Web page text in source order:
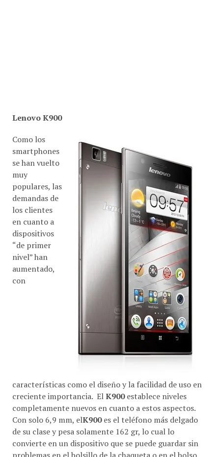
Lenovo K900
Como los
smartphones
se han vuelto
muy
populares, las
demandas de
los clientes
en cuanto a
dispositivos
“de primer
nivel” han
aumentado,
con
características como el diseño y la facilidad de uso en
creciente importancia. El K900establece niveles
completamente nuevos en cuanto a estos aspectos.
Con solo 6,9 mm, elK900es el teléfono más delgado
de su clase y pesa solamente 162 gr, lo cual lo
convierte en un dispositivo que se puede guardar sin
problemas en el bolsillo de la chaqueta o en el bolso.